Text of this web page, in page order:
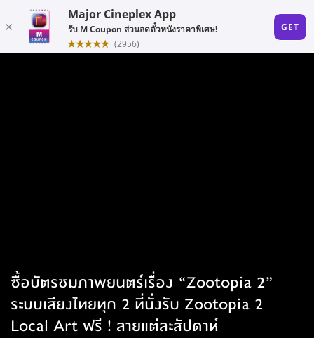
ซื้อบัตรชมภาพยนตร์เรื่อง “Zootopia 2”
ระบบเสียงไทยทุก 2 ที่นั่งรับ Zootopia 2
Local Art ฟรี ! ลายแต่ละสัปดาห์